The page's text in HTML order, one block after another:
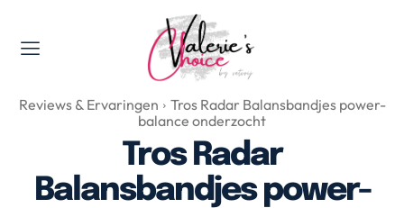
Valerie's Topics
Travel & Culture
Food & Drinks
Happyness & Opmerkelijk
Lifestyle, Sport & Duurzaamheid
Reviews & Ervaringen
Tros Radar Balansbandjes power-
balance onderzocht
Tros Radar
Balansbandjes power-